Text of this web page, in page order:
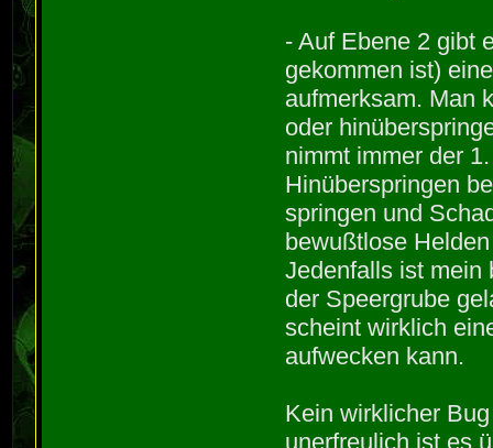
- Auf Ebene 2 gibt
gekommen ist)
aufmerksam. Man
oder
nimmt immer der
Hinüberspringen
springen und
bewußtlose
Jedenfalls ist mein
der Speergrube
scheint wirklich
aufwecken kann.
Kein wirklicher
unerfreulich ist es